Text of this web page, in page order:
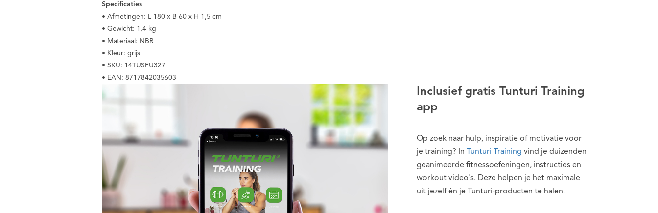
Specificaties
• Afmetingen: L 180 x B 60 x H 1,5 cm
• Gewicht: 1,4 kg
• Materiaal: NBR
• Kleur: grijs
• SKU: 14TUSFU327
• EAN: 8717842035603
Inclusief gratis Tunturi Training
app
Op zoek naar hulp, inspiratie of motivatie voor
je training? In
Tunturi Training vind je duizenden
geanimeerde fitnessoefeningen, instructies en
workout video's. Deze helpen je het maximale
uit jezelf én je Tunturi-producten te halen.